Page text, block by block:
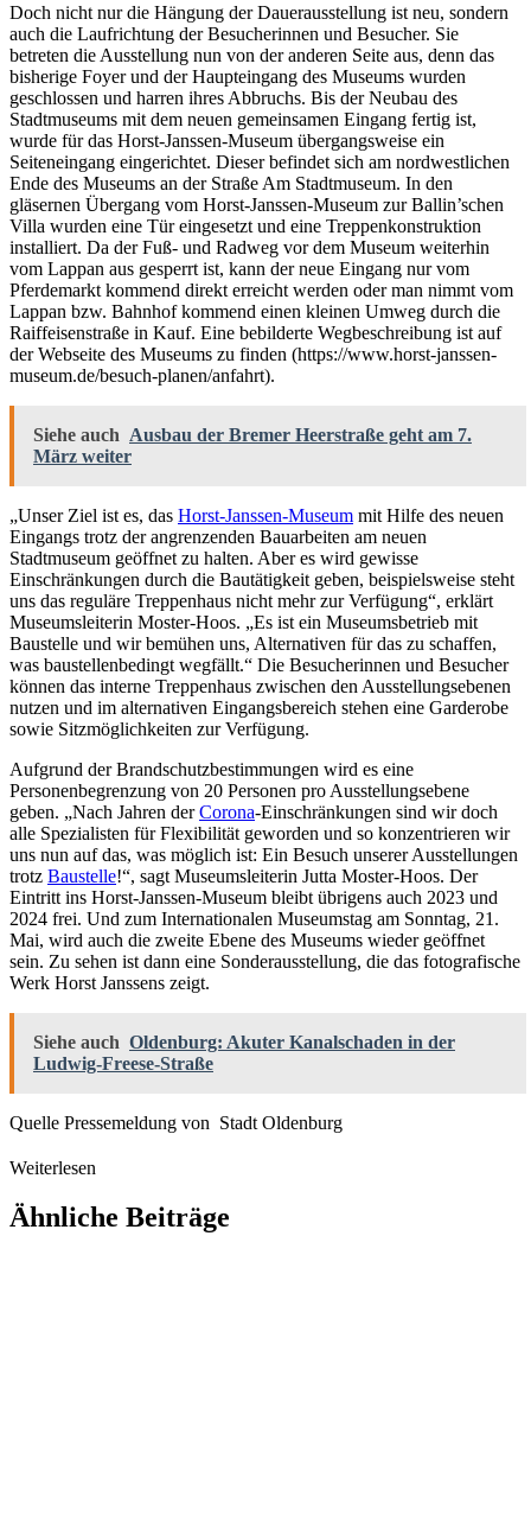
Doch nicht nur die Hängung der Dauerausstellung ist neu, sondern
auch die Laufrichtung der Besucherinnen und Besucher. Sie
betreten die Ausstellung nun von der anderen Seite aus, denn das
bisherige Foyer und der Haupteingang des Museums wurden
geschlossen und harren ihres Abbruchs. Bis der Neubau des
Stadtmuseums mit dem neuen gemeinsamen Eingang fertig ist,
wurde für das Horst-Janssen-Museum übergangsweise ein
Seiteneingang eingerichtet. Dieser befindet sich am nordwestlichen
Ende des Museums an der Straße Am Stadtmuseum. In den
gläsernen Übergang vom Horst-Janssen-Museum zur Ballin’schen
Villa wurden eine Tür eingesetzt und eine Treppenkonstruktion
installiert. Da der Fuß- und Radweg vor dem Museum weiterhin
vom Lappan aus gesperrt ist, kann der neue Eingang nur vom
Pferdemarkt kommend direkt erreicht werden oder man nimmt vom
Lappan bzw. Bahnhof kommend einen kleinen Umweg durch die
Raiffeisenstraße in Kauf. Eine bebilderte Wegbeschreibung ist auf
der Webseite des Museums zu finden (https://www.horst-janssen-
museum.de/besuch-planen/anfahrt).
Siehe auch Ausbau der Bremer Heerstraße geht am 7.
März weiter
„Unser Ziel ist es, das Horst-Janssen-Museum mit Hilfe des neuen
Eingangs trotz der angrenzenden Bauarbeiten am neuen
Stadtmuseum geöffnet zu halten. Aber es wird gewisse
Einschränkungen durch die Bautätigkeit geben, beispielsweise steht
uns das reguläre Treppenhaus nicht mehr zur Verfügung“, erklärt
Museumsleiterin Moster-Hoos. „Es ist ein Museumsbetrieb mit
Baustelle und wir bemühen uns, Alternativen für das zu schaffen,
was baustellenbedingt wegfällt.“ Die Besucherinnen und Besucher
können das interne Treppenhaus zwischen den Ausstellungsebenen
nutzen und im alternativen Eingangsbereich stehen eine Garderobe
sowie Sitzmöglichkeiten zur Verfügung.
Aufgrund der Brandschutzbestimmungen wird es eine
Personenbegrenzung von 20 Personen pro Ausstellungsebene
geben. „Nach Jahren derCorona-Einschränkungen sind wir doch
alle Spezialisten für Flexibilität geworden und so konzentrieren wir
uns nun auf das, was möglich ist: Ein Besuch unserer Ausstellungen
trotz Baustelle!“, sagt Museumsleiterin Jutta Moster-Hoos. Der
Eintritt ins Horst-Janssen-Museum bleibt übrigens auch 2023 und
2024 frei. Und zum Internationalen Museumstag am Sonntag, 21.
Mai, wird auch die zweite Ebene des Museums wieder geöffnet
sein. Zu sehen ist dann eine Sonderausstellung, die das fotografische
Werk Horst Janssens zeigt.
Siehe auch Oldenburg: Akuter Kanalschaden in der
Ludwig-Freese-Straße
Quelle Pressemeldung von Stadt Oldenburg
Weiterlesen
Ähnliche Beiträge